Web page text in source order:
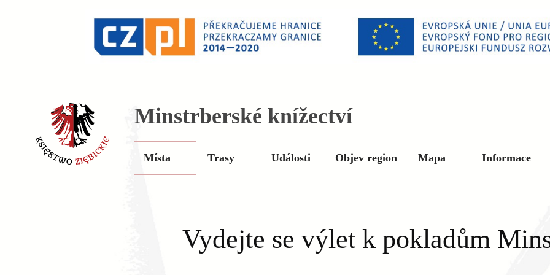
Minstrberské knížectví
Místa Trasy Události Objev region Mapa Informace
Vydejte se výlet k pokladům